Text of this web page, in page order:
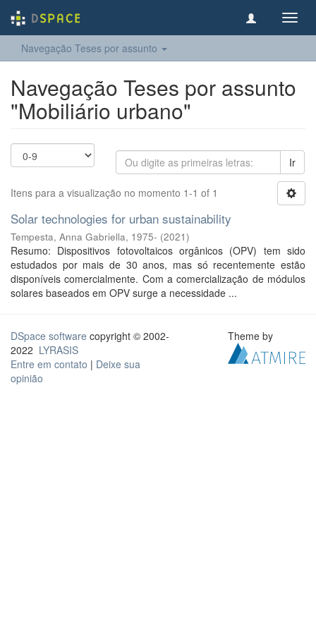
Navegação Teses por assunto
Navegação Teses por assunto
"Mobiliário urbano"
Ir
Itens para a visualização no momento 1-1 of 1
Solar technologies for urban sustainability
Tempesta, Anna Gabriella, 1975- (2021)
Resumo: Dispositivos fotovoltaicos orgânicos (OPV) tem sido
estudados por mais de 30 anos, mas só recentemente estão
disponíveis comercialmente. Com a comercialização de módulos
solares baseados em OPV surge a necessidade ...
DSpace software copyright © 2002-
2022 LYRASIS
Entre em contato | Deixe sua
opinião
Theme by